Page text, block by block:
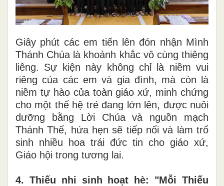
Giây phút các em tiến lên đón nhận Mình
Thánh Chúa là khoảnh khắc vô cùng thiêng
liêng. Sự kiện này không chỉ là niềm vui
riêng của các em và gia đình, mà còn là
niềm tự hào của toàn giáo xứ, minh chứng
cho một thế hệ trẻ đang lớn lên, được nuôi
dưỡng bằng Lời Chúa và nguồn mạch
Thánh Thể, hứa hẹn sẽ tiếp nối và làm trổ
sinh nhiều hoa trái đức tin cho giáo xứ,
Giáo hội trong tương lai.
4. Thiếu nhi sinh hoạt hè: "Mỗi Thiếu